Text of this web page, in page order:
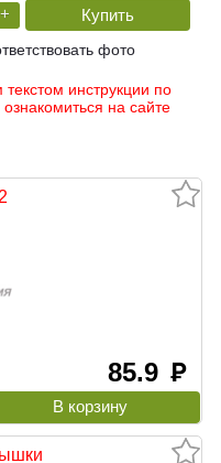
+
фото
инструкции по
на сайте
85.9 руб